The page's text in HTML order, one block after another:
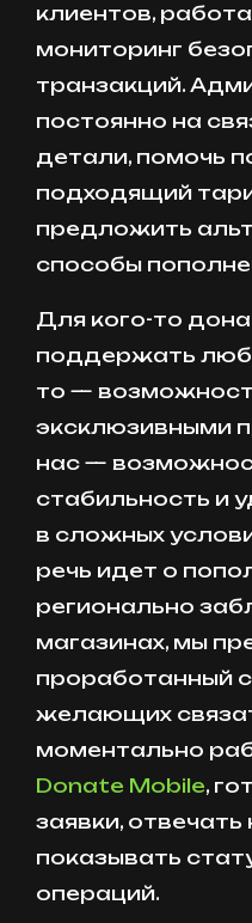
клиентов,
мониторинг
транзакций.
постоянно на
детали, помочь
подходящий
предложить
способы
Для кого-то
поддержать
то —
эксклюзивными
нас —
стабильность и
в сложных
речь идет о
регионально
магазинах, мы
проработанный
желающих
моментально
Donate Mobile,
заявки,
показывать
операций.